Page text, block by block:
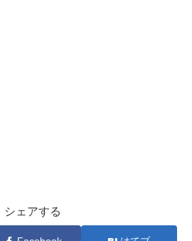
シェアする